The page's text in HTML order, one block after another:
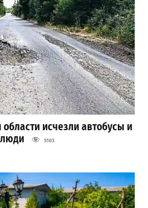
исчезли автобусы и
5103